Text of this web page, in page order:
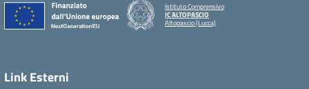
Istituto Comprensivo
IC ALTOPASCIO
Altopascio (Lucca)
Link Esterni